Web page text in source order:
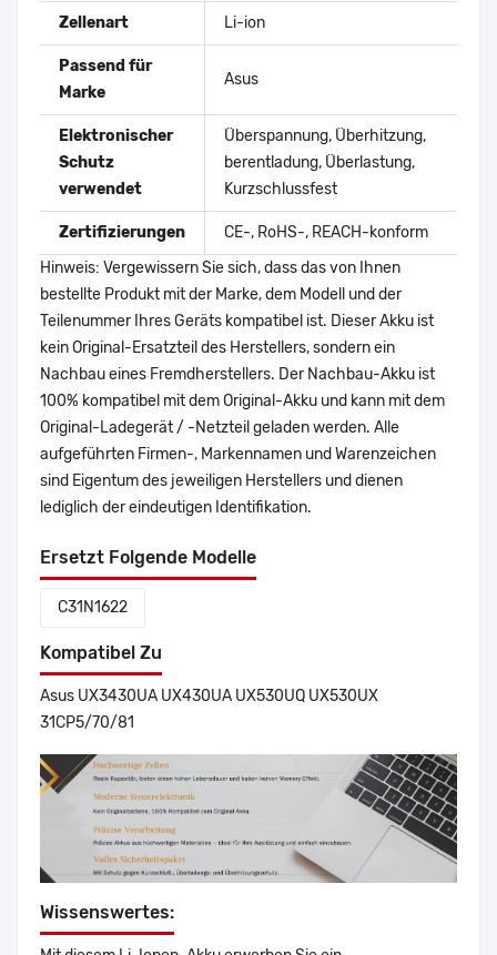
Zellenart Li-ion
Passend für
Marke
Asus
Elektronischer
Schutz
verwendet
Überspannung, Überhitzung,
berentladung, Überlastung,
Kurzschlussfest
Zertifizierungen
CE-, RoHS-, REACH-konform
Hinweis: Vergewissern Sie sich, dass das von Ihnen
bestellte Produkt mit der Marke, dem Modell und der
Teilenummer Ihres Geräts kompatibel ist. Dieser Akku ist
kein Original-Ersatzteil des Herstellers, sondern ein
Nachbau eines Fremdherstellers. Der Nachbau-Akku ist
100% kompatibel mit dem Original-Akku und kann mit dem
Original-Ladegerät / -Netzteil geladen werden. Alle
aufgeführten Firmen-, Markennamen und Warenzeichen
sind Eigentum des jeweiligen Herstellers und dienen
lediglich der eindeutigen Identifikation.
Ersetzt Folgende Modelle
C31N1622
Kompatibel Zu
Asus UX3430UA UX430UA UX530UQ UX530UX
31CP5/70/81
Wissenswertes: